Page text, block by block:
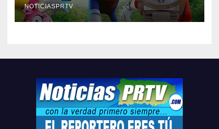
compre ahora….
NOTICIASPRTV